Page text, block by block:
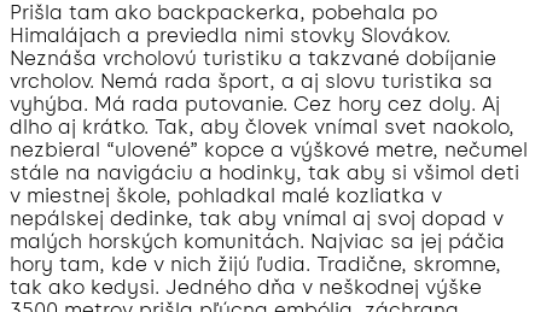
Prišla tam ako backpackerka, pobehala po
Himalájach a previedla nimi stovky Slovákov.
Neznáša vrcholovú turistiku a takzvané dobíjanie
vrcholov. Nemá rada šport, a aj slovu turistika sa
vyhýba. Má rada putovanie. Cez hory cez doly. Aj
dlho aj krátko. Tak, aby človek vnímal svet naokolo,
nezbieral “ulovené” kopce a výškové metre, nečumel
stále na navigáciu a hodinky, tak aby si všimol deti
v miestnej škole, pohladkal malé kozliatka v
nepálskej dedinke, tak aby vnímal aj svoj dopad v
malých horských komunitách. Najviac sa jej páčia
hory tam, kde v nich žijú ľudia. Tradične, skromne,
tak ako kedysi. Jedného dňa v neškodnej výške